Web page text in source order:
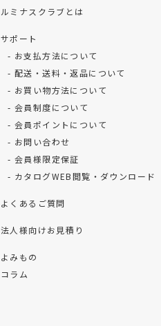
ルミナスクラブとは
サポート
お支払方法について
配送・送料・返品について
お買い物方法について
会員制度について
会員ポイントについて
お問い合わせ
会員様限定保証
カタログWEB閲覧・ダウンロード
よくあるご質問
法人様向けお見積り
よみもの
コラム